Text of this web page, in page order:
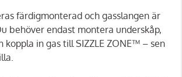
färdigmonterad och gasslangen är
behöver endast montera underskåp,
koppla in gas till SIZZLE ZONE™ – sen